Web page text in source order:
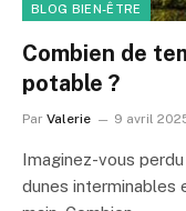
BLOG BIEN-ÊTRE
Combien de
potable ?
Par Valerie 9 avril
Imaginez-vous
dunes interminables